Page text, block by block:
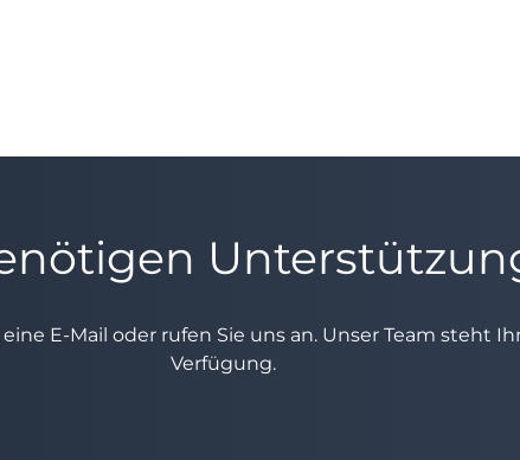
E-Mail oder rufen Sie uns an. Unser Team steht
Verfügung.